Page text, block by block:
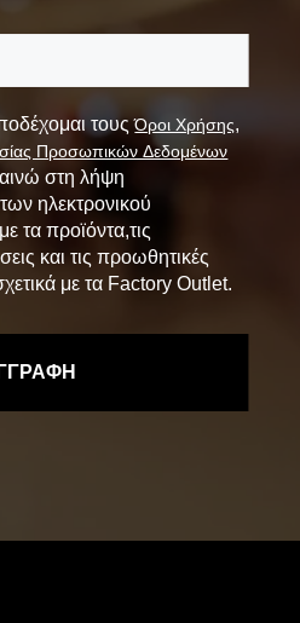
τουςΌροι Χρήσης,
Προσωπικών Δεδομένων
στη λήψη
ηλεκτρονικού
τα προϊόντα,τις
και τις προωθητικές
με τα Factory Outlet.